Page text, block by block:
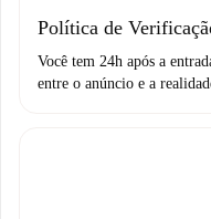
Política de
Você tem 24h após a
entre o anúncio e a